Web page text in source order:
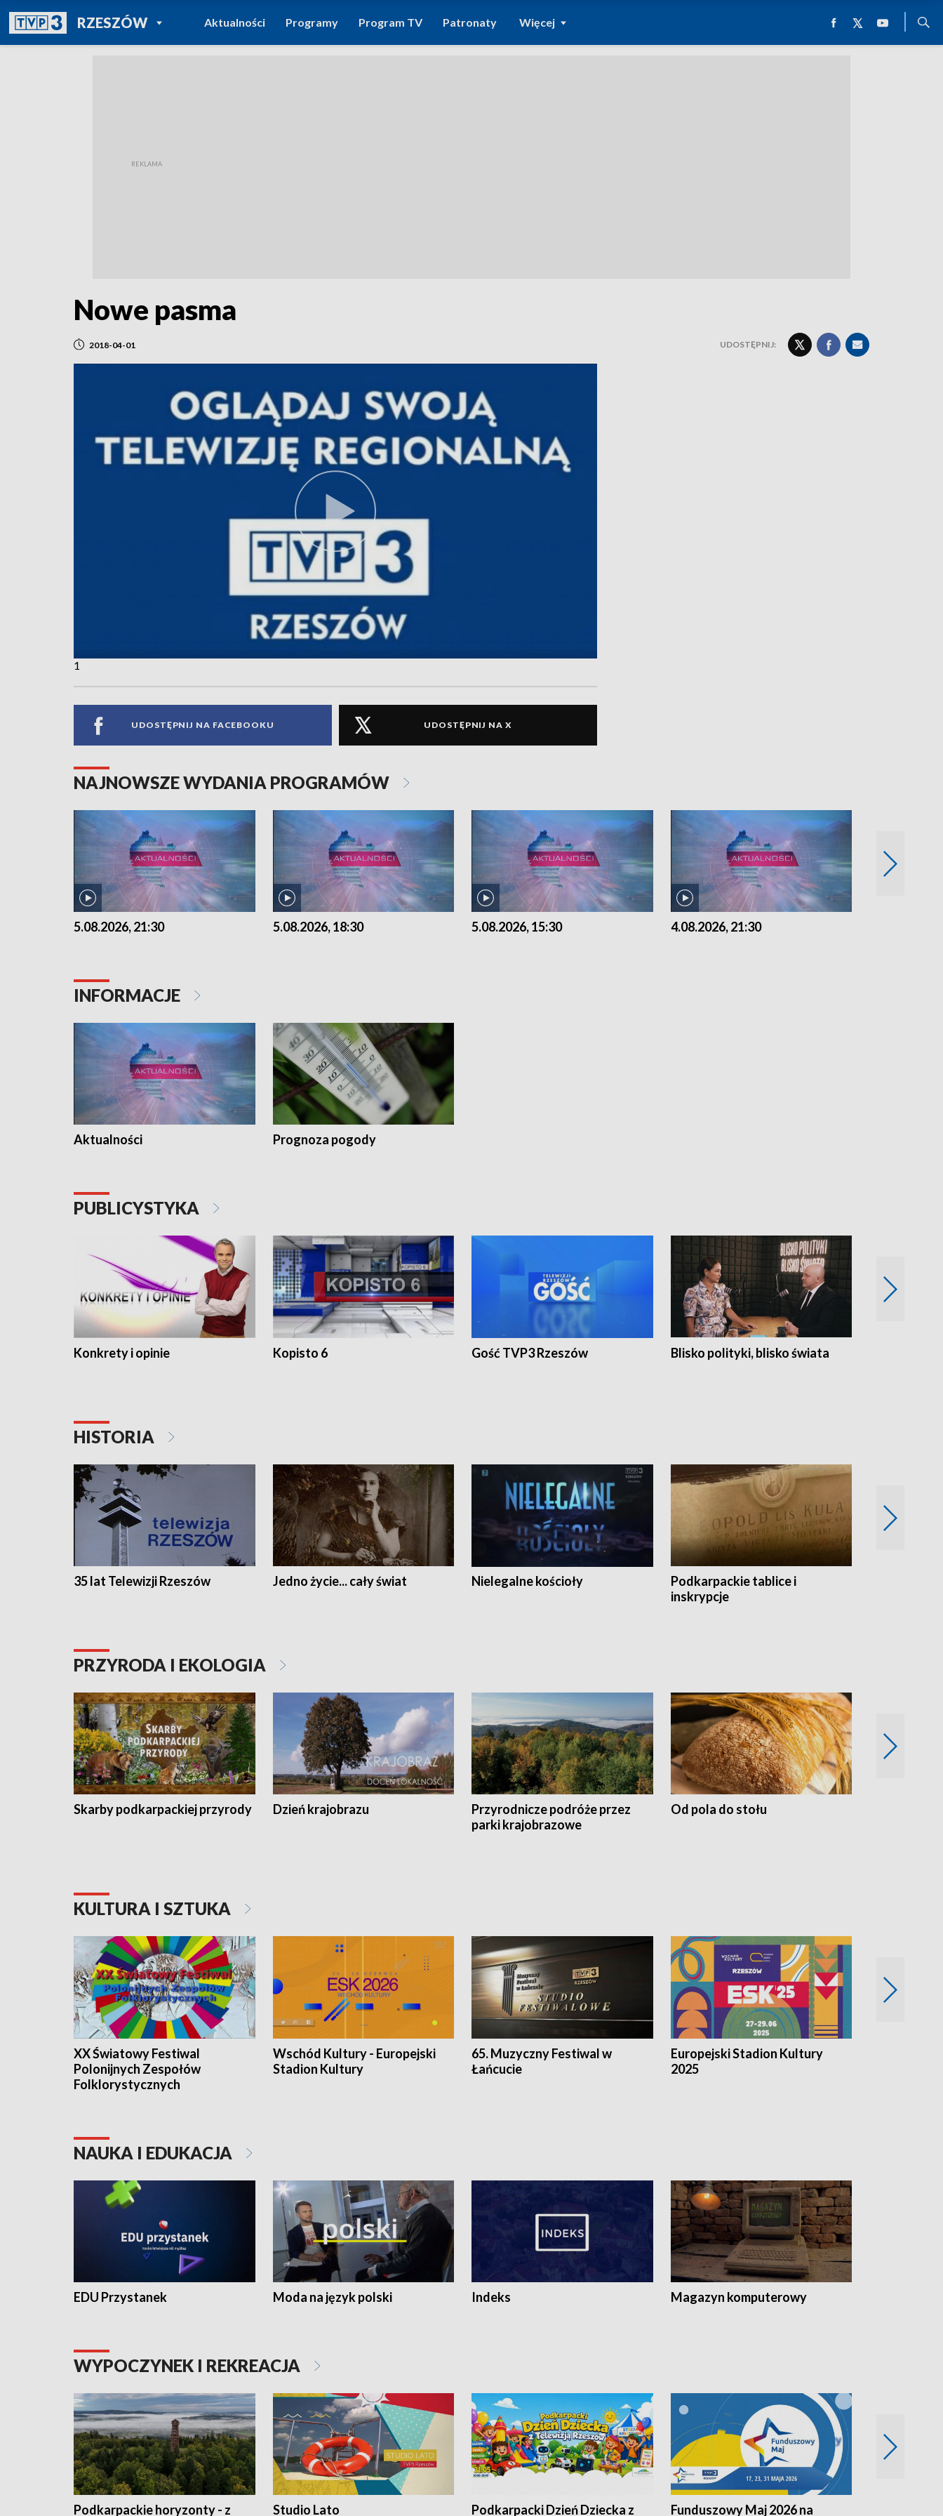
RZESZÓWPOWRÓT DO
TVP REGIONY
Aktualności Programy Program TV Patronaty Więcej
Nowe pasma
2018-04-01 UDOSTĘPNIJ:
1
UDOSTĘPNIJ NA FACEBOOKU UDOSTĘPNIJ NA X
NAJNOWSZE WYDANIA PROGRAMÓW
5.08.2026, 21:30 5.08.2026, 18:30 5.08.2026, 15:30 4.08.2026, 21:30
INFORMACJE
Aktualności Prognoza pogody
PUBLICYSTYKA
Konkrety i opinie Kopisto 6 Gość TVP3 Rzeszów Blisko polityki, blisko świata
HISTORIA
35 lat Telewizji Rzeszów Jedno życie... cały świat Nielegalne kościoły
Podkarpackie tablice i
inskrypcje
PRZYRODA I EKOLOGIA
Skarby podkarpackiej przyrody Dzień krajobrazu
Przyrodnicze podróże przez
parki krajobrazowe
Od pola do stołu
KULTURA I SZTUKA
XX Światowy Festiwal
Polonijnych Zespołów
Folklorystycznych
Wschód Kultury - Europejski
Stadion Kultury
65. Muzyczny Festiwal w
Łańcucie
Europejski Stadion Kultury
2025
NAUKA I EDUKACJA
EDU Przystanek Moda na język polski Indeks Magazyn komputerowy
WYPOCZYNEK I REKREACJA
Podkarpackie horyzonty - z Studio Lato Podkarpacki Dzień Dziecka z Funduszowy Maj 2026 na